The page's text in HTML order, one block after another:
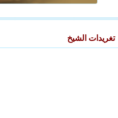
تغريدات الشيخ